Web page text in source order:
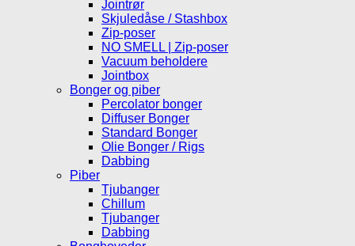
Jointrør
Skjuledåse / Stashbox
Zip-poser
NO SMELL | Zip-poser
Vacuum beholdere
Jointbox
Bonger og piber
Percolator bonger
Diffuser Bonger
Standard Bonger
Olie Bonger / Rigs
Dabbing
Piber
Tjubanger
Chillum
Tjubanger
Dabbing